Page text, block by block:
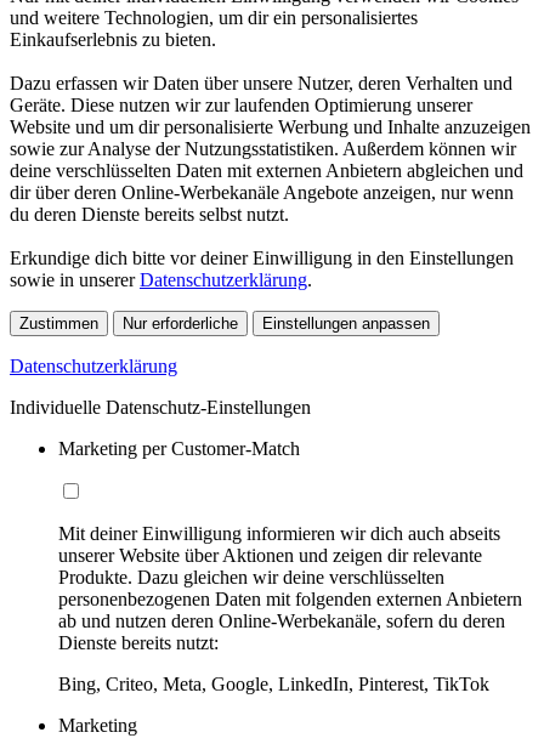
und weitere Technologien, um dir ein personalisiertes
Einkaufserlebnis zu bieten.
Dazu erfassen wir Daten über unsere Nutzer, deren Verhalten und
Geräte. Diese nutzen wir zur laufenden Optimierung unserer
Website und um dir personalisierte Werbung und Inhalte anzuzeigen
sowie zur Analyse der Nutzungsstatistiken. Außerdem können wir
deine verschlüsselten Daten mit externen Anbietern abgleichen und
dir über deren Online-Werbekanäle Angebote anzeigen, nur wenn
du deren Dienste bereits selbst nutzt.
Erkundige dich bitte vor deiner Einwilligung in den Einstellungen
sowie in unsererDatenschutzerklärung.
Zustimmen Nur erforderliche Einstellungen anpassen
Datenschutzerklärung
Individuelle Datenschutz-Einstellungen
Marketing per Customer-Match
Mit deiner Einwilligung informieren wir dich auch abseits
unserer Website über Aktionen und zeigen dir relevante
Produkte. Dazu gleichen wir deine verschlüsselten
personenbezogenen Daten mit folgenden externen Anbietern
ab und nutzen deren Online-Werbekanäle, sofern du deren
Dienste bereits nutzt:
Bing, Criteo, Meta, Google, LinkedIn, Pinterest, TikTok
Marketing